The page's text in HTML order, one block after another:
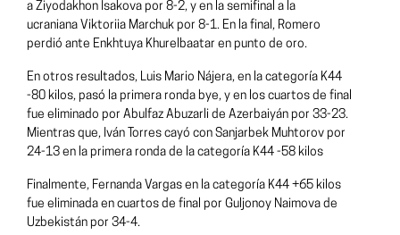
a Ziyodakhon Isakova por 8-2, y en la semifinal a la
ucraniana Viktoriia Marchuk por 8-1. En la final, Romero
perdió ante Enkhtuya Khurelbaatar en punto de oro.
En otros resultados, Luis Mario Nájera, en la categoría K44
-80 kilos, pasó la primera ronda bye, y en los cuartos de final
fue eliminado por Abulfaz Abuzarli de Azerbaiyán por 33-23.
Mientras que, Iván Torres cayó con Sanjarbek Muhtorov por
24-13 en la primera ronda de la categoría K44 -58 kilos
Finalmente, Fernanda Vargas en la categoría K44 +65 kilos
fue eliminada en cuartos de final por Guljonoy Naimova de
Uzbekistán por 34-4.